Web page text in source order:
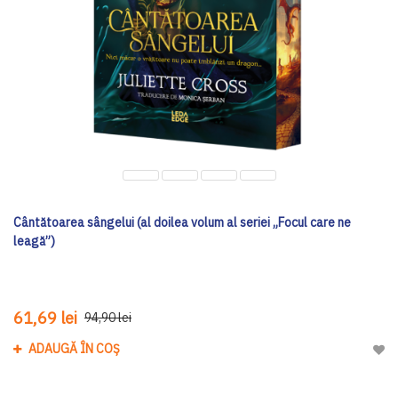
Cântătoarea sângelui (al doilea volum al seriei „Focul care ne
leagă”)
61,69 lei 94,90 lei
ADAUGĂ ÎN COȘ